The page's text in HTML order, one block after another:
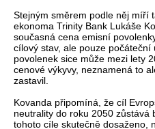
Stejným směrem podle něj míří
ekonoma Trinity Bank Lukáše
současná cena emisní
cílový stav, ale pouze
povolenek sice může mezi lety
cenové výkyvy, neznamená to
zastavil.
Kovanda připomíná, že cíl
neutrality do roku 2050 zůstává
tohoto cíle skutečně dosaženo,